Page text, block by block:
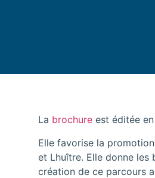
La brochureest éditée en
Elle favorise la
et Lhuître. Elle donne les
création de ce parcours